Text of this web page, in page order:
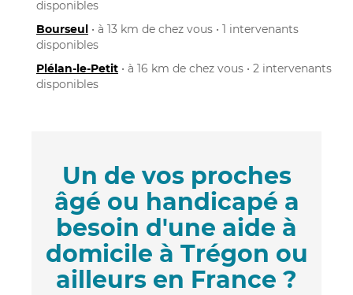
disponibles
Bourseul • à 13 km de chez vous • 1 intervenants
disponibles
Plélan-le-Petit • à 16 km de chez vous • 2 intervenants
disponibles
Un de vos proches
âgé ou handicapé a
besoin d'une aide à
domicile à Trégon ou
ailleurs en France ?